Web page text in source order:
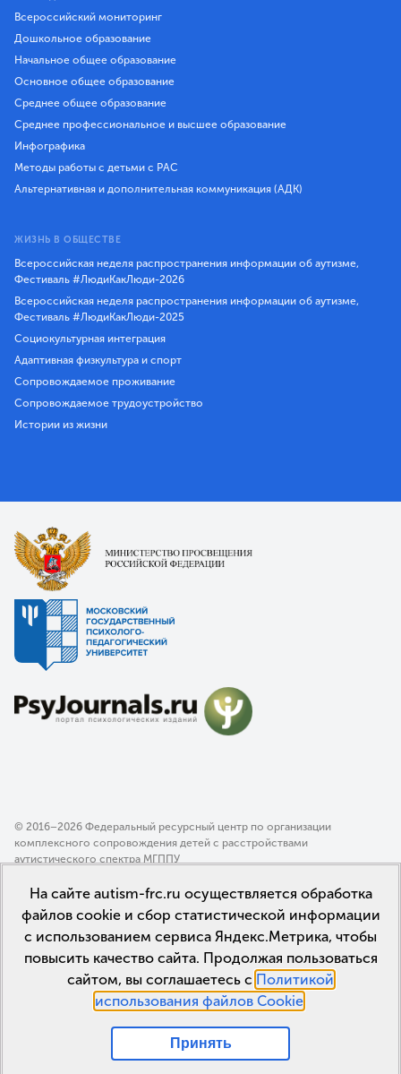
Всероссийский мониторинг
Дошкольное образование
Начальное общее образование
Основное общее образование
Среднее общее образование
Среднее профессиональное и высшее образование
Инфографика
Методы работы с детьми с РАС
Альтернативная и дополнительная коммуникация (АДК)
ЖИЗНЬ В ОБЩЕСТВЕ
Всероссийская неделя распространения информации об аутизме,
Фестиваль #ЛюдиКакЛюди-2026
Всероссийская неделя распространения информации об аутизме,
Фестиваль #ЛюдиКакЛюди-2025
Социокультурная интеграция
Адаптивная физкультура и спорт
Сопровождаемое проживание
Сопровождаемое трудоустройство
Истории из жизни
© 2016–2026 Федеральный ресурсный центр по организации
комплексного сопровождения детей с расстройствами
аутистического спектра МГППУ
Политика конфиденциальности
Пользовательское соглашение
На сайте autism-frc.ru осуществляется обработка
файлов cookie и сбор статистической информации
с использованием сервиса Яндекс.Метрика, чтобы
повысить качество сайта. Продолжая пользоваться
сайтом, вы соглашаетесь с Политикой
использования файлов Cookie.
Принять